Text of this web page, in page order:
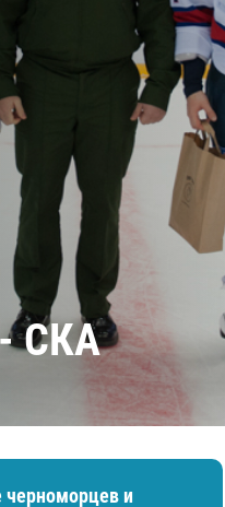
СКА
черноморцев и